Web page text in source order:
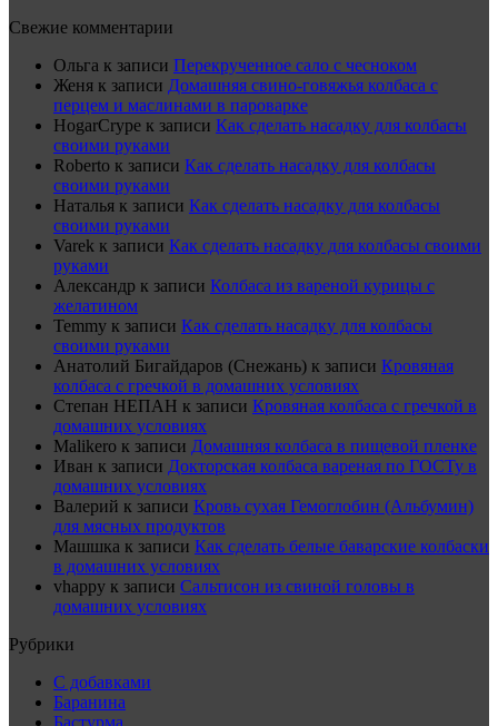
Свежие комментарии
Ольга к записи Перекрученное сало с чесноком
Женя к записи Домашняя свино-говяжья колбаса с
перцем и маслинами в пароварке
HogarCrype к записи Как сделать насадку для колбасы
своими руками
Roberto к записи Как сделать насадку для колбасы
своими руками
Наталья к записи Как сделать насадку для колбасы
своими руками
Varek к записи Как сделать насадку для колбасы своими
руками
Александр к записи Колбаса из вареной курицы с
желатином
Temmy к записи Как сделать насадку для колбасы
своими руками
Анатолий Бигайдаров (Снежань) к записи Кровяная
колбаса с гречкой в домашних условиях
Степан НЕПАН к записи Кровяная колбаса с гречкой в
домашних условиях
Malikero к записи Домашняя колбаса в пищевой пленке
Иван к записи Докторская колбаса вареная по ГОСТу в
домашних условиях
Валерий к записи Кровь сухая Гемоглобин (Альбумин)
для мясных продуктов
Машшка к записи Как сделать белые баварские колбаски
в домашних условиях
vhappy к записи Сальтисон из свиной головы в
домашних условиях
Рубрики
C добавками
Баранина
Бастурма